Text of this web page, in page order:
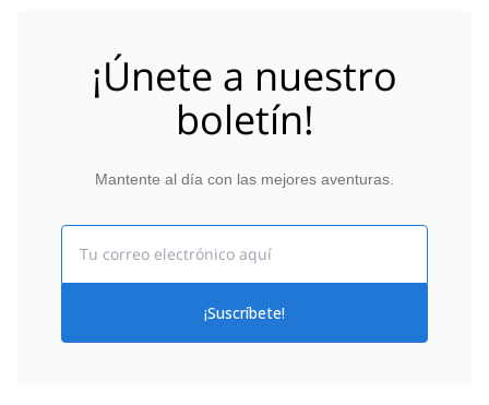
¡Únete a nuestro
boletín!
Mantente al día con las mejores aventuras.
¡Suscríbete!